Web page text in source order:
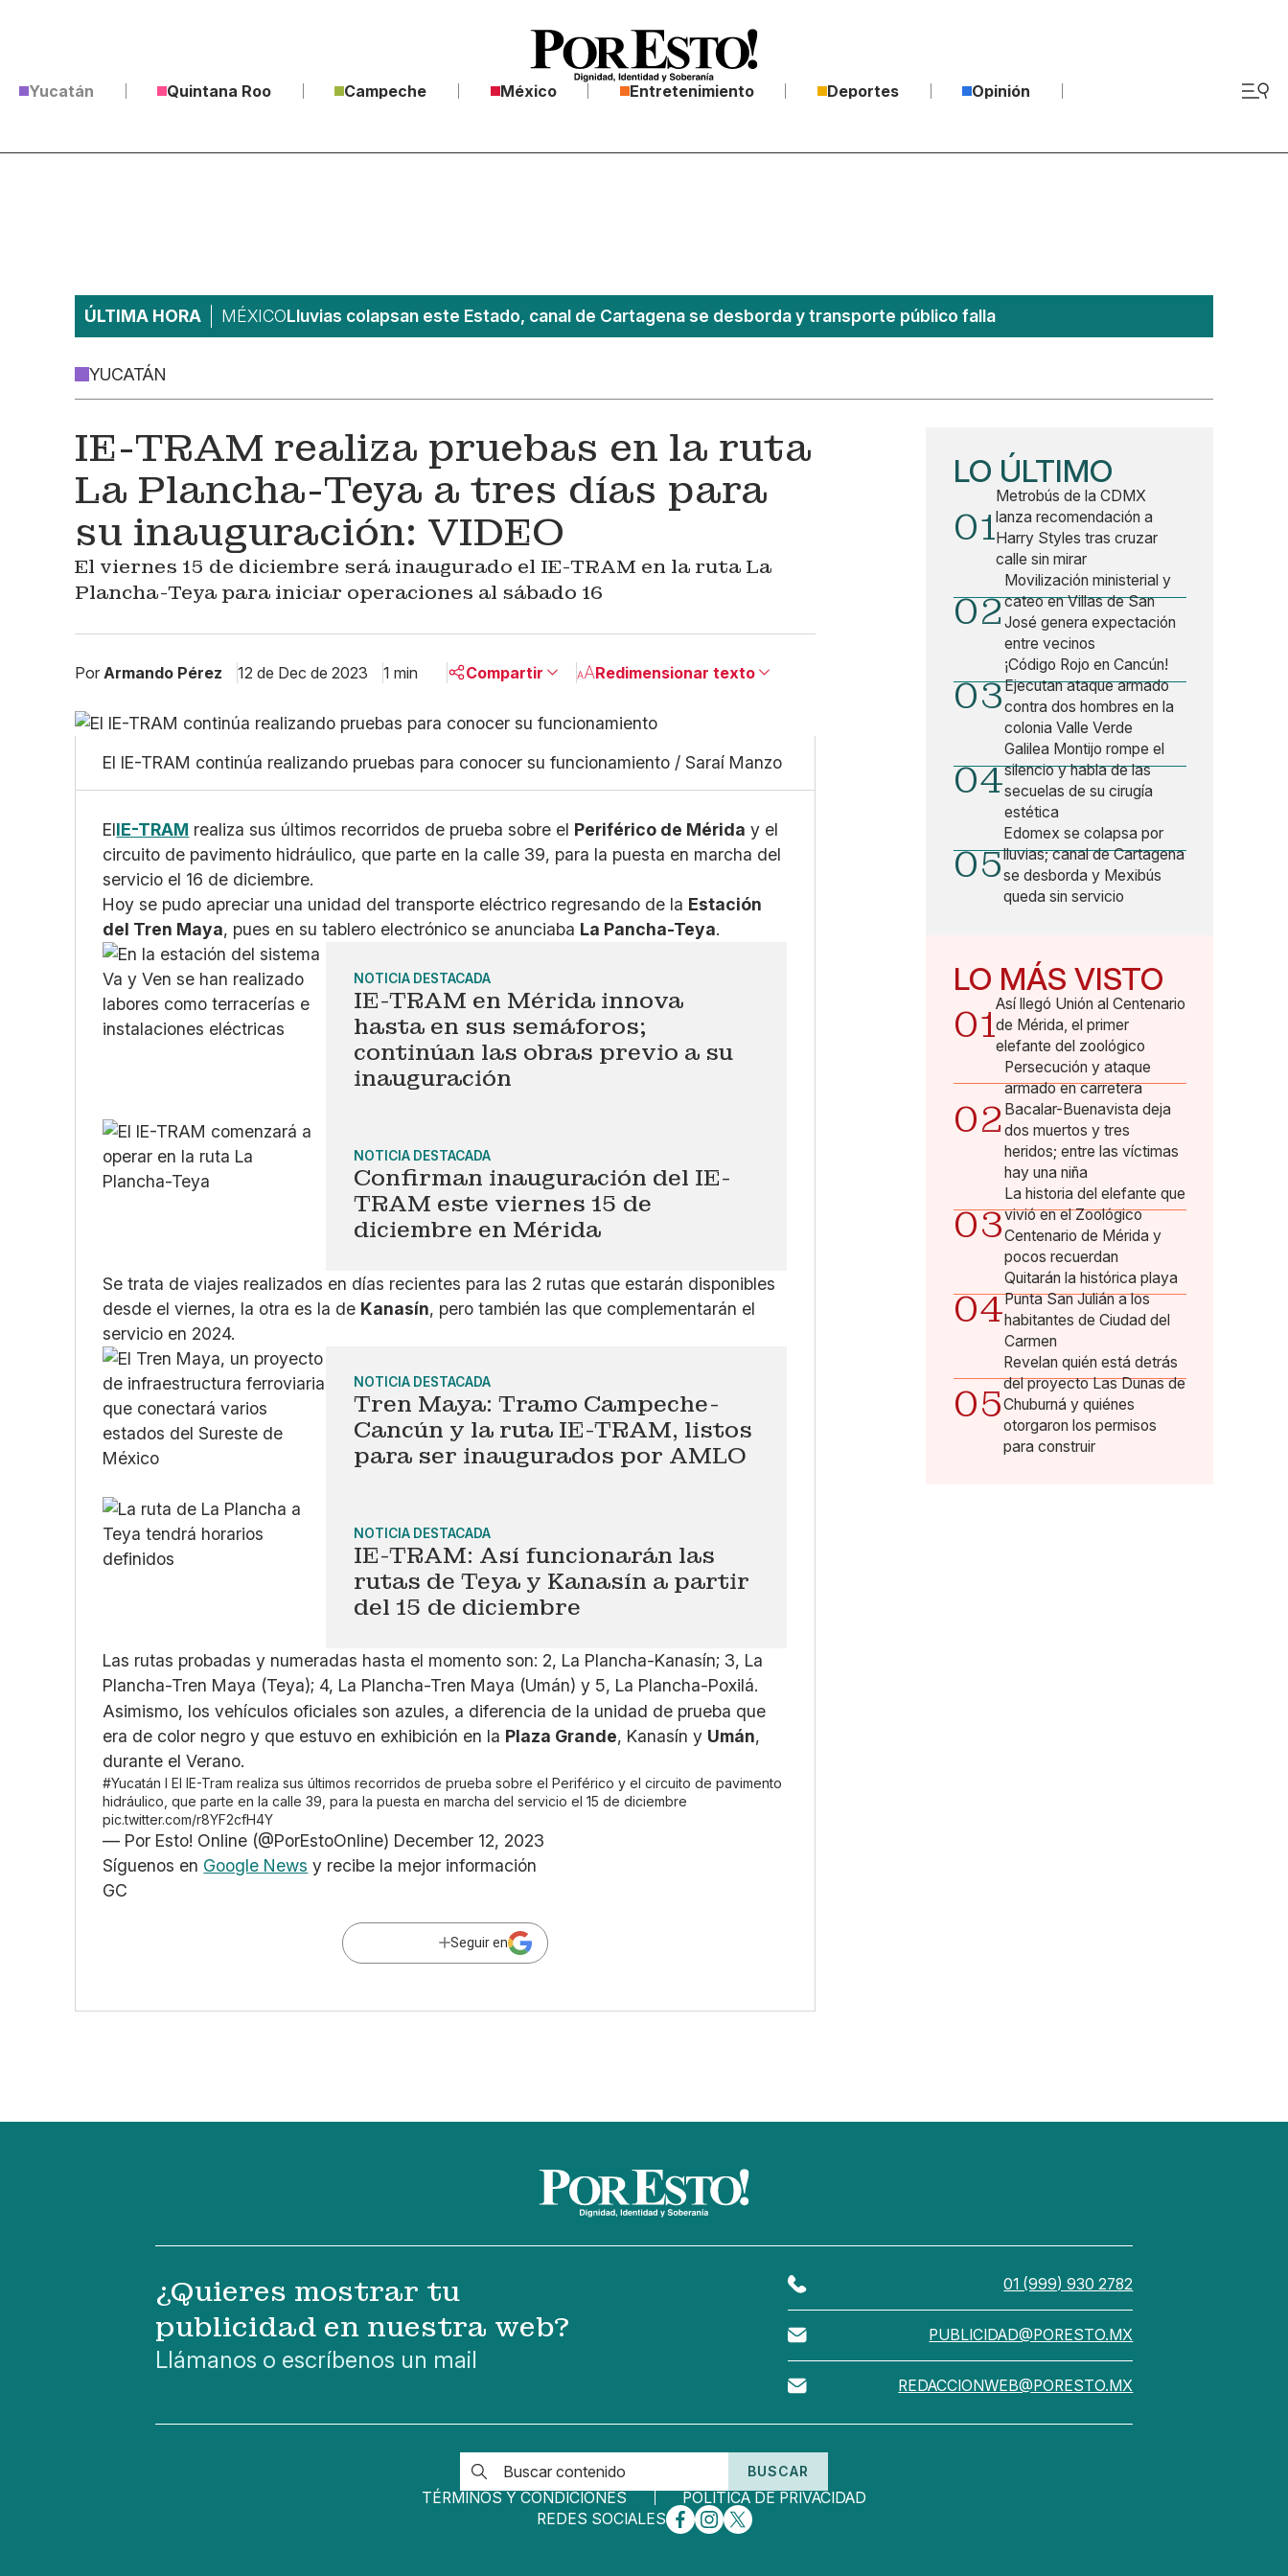
Yucatán Quintana Roo Campeche México Entretenimiento Deportes Opinión
ÚLTIMA HORA MÉXICOLluvias colapsan este Estado, canal de Cartagena se desborda y transporte público falla
YUCATÁN
IE-TRAM realiza pruebas en la ruta
La Plancha-Teya a tres días para
su inauguración: VIDEO
El viernes 15 de diciembre será inaugurado el IE-TRAM en la ruta La
Plancha-Teya para iniciar operaciones al sábado 16
Por Armando Pérez 12 de Dec de 2023 1 min Compartir
Linkedin
Facebook
Copiar enlace
Redimensionar texto
Pequeño
Grande
El IE-TRAM continúa realizando pruebas para conocer su funcionamiento / Saraí Manzo
ElIE-TRAM realiza sus últimos recorridos de prueba sobre el Periférico de Mérida y el
circuito de pavimento hidráulico, que parte en la calle 39, para la puesta en marcha del
servicio el 16 de diciembre.
Hoy se pudo apreciar una unidad del transporte eléctrico regresando de la Estación
del Tren Maya, pues en su tablero electrónico se anunciaba La Pancha-Teya.
NOTICIA DESTACADA
IE-TRAM en Mérida innova
hasta en sus semáforos;
continúan las obras previo a su
inauguración
NOTICIA DESTACADA
Confirman inauguración del IE-
TRAM este viernes 15 de
diciembre en Mérida
Se trata de viajes realizados en días recientes para las 2 rutas que estarán disponibles
desde el viernes, la otra es la de Kanasín, pero también las que complementarán el
servicio en 2024.
NOTICIA DESTACADA
Tren Maya: Tramo Campeche-
Cancún y la ruta IE-TRAM, listos
para ser inaugurados por AMLO
NOTICIA DESTACADA
IE-TRAM: Así funcionarán las
rutas de Teya y Kanasín a partir
del 15 de diciembre
Las rutas probadas y numeradas hasta el momento son: 2, La Plancha-Kanasín; 3, La
Plancha-Tren Maya (Teya); 4, La Plancha-Tren Maya (Umán) y 5, La Plancha-Poxilá.
Asimismo, los vehículos oficiales son azules, a diferencia de la unidad de prueba que
era de color negro y que estuvo en exhibición en la Plaza Grande, Kanasín y Umán,
durante el Verano.
#Yucatán I El IE-Tram realiza sus últimos recorridos de prueba sobre el Periférico y el circuito de pavimento
hidráulico, que parte en la calle 39, para la puesta en marcha del servicio el 15 de diciembre
pic.twitter.com/r8YF2cfH4Y
— Por Esto! Online (@PorEstoOnline) December 12, 2023
Síguenos en Google News y recibe la mejor información
GC
Seguir en
LO ÚLTIMO
01
Metrobús de la CDMX
lanza recomendación a
Harry Styles tras cruzar
calle sin mirar
02
Movilización ministerial y
cateo en Villas de San
José genera expectación
entre vecinos
03
¡Código Rojo en Cancún!
Ejecutan ataque armado
contra dos hombres en la
colonia Valle Verde
04
Galilea Montijo rompe el
silencio y habla de las
secuelas de su cirugía
estética
05
Edomex se colapsa por
lluvias; canal de Cartagena
se desborda y Mexibús
queda sin servicio
LO MÁS VISTO
01Así llegó Unión al Centenario
de Mérida, el primer
elefante del zoológico
02
Persecución y ataque
armado en carretera
Bacalar-Buenavista deja
dos muertos y tres
heridos; entre las víctimas
hay una niña
03
La historia del elefante que
vivió en el Zoológico
Centenario de Mérida y
pocos recuerdan
04
Quitarán la histórica playa
Punta San Julián a los
habitantes de Ciudad del
Carmen
05
Revelan quién está detrás
del proyecto Las Dunas de
Chuburná y quiénes
otorgaron los permisos
para construir
¿Quieres mostrar tu
publicidad en nuestra web?
Llámanos o escríbenos un mail
01 (999) 930 2782
PUBLICIDAD@PORESTO.MX
REDACCIONWEB@PORESTO.MX
BUSCAR
TÉRMINOS Y CONDICIONES
POLÍTICA DE PRIVACIDAD
REDES SOCIALES